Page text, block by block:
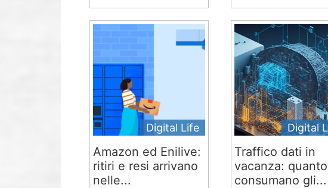
Digital Life
Amazon ed Enilive:
ritiri e resi arrivano
nelle...
Digital
Traffico dati in
vacanza: quanto
consumano gli...